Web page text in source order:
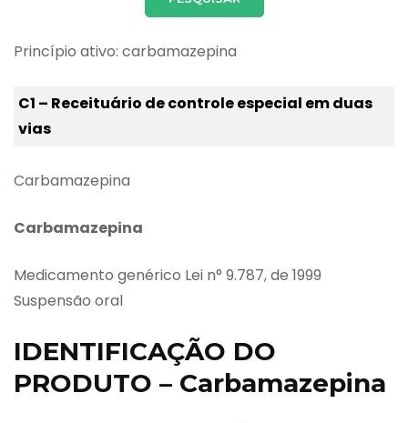
Princípio ativo: carbamazepina
C1 – Receituário de controle especial em duas
vias
Carbamazepina
Carbamazepina
Medicamento genérico Lei n° 9.787, de 1999
Suspensão oral
IDENTIFICAÇÃO DO
PRODUTO – Carbamazepina